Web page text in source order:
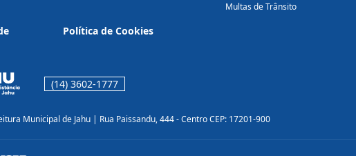
Multas de Trânsito
Política de Cookies
(14) 3602-1777
Municipal de Jahu | Rua Paissandu, 444 - Centro CEP: 17201-900